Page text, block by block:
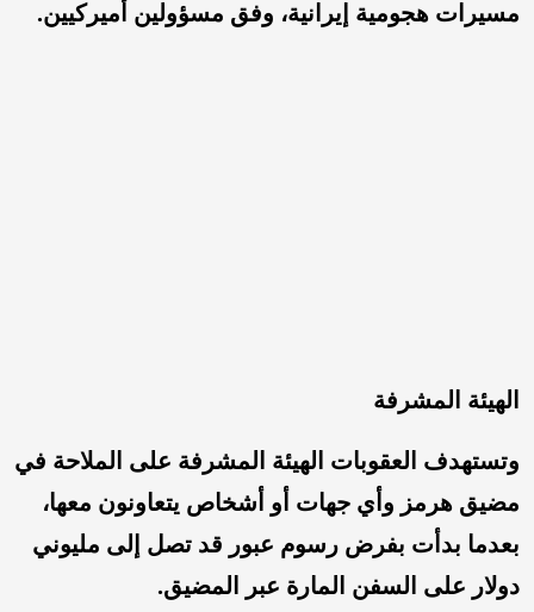
مسيرات هجومية إيرانية، وفق مسؤولين أميركيين.
الهيئة المشرفة
وتستهدف العقوبات الهيئة المشرفة على الملاحة في
مضيق هرمز وأي جهات أو أشخاص يتعاونون معها،
بعدما بدأت بفرض رسوم عبور قد تصل إلى مليوني
دولار على السفن المارة عبر المضيق.